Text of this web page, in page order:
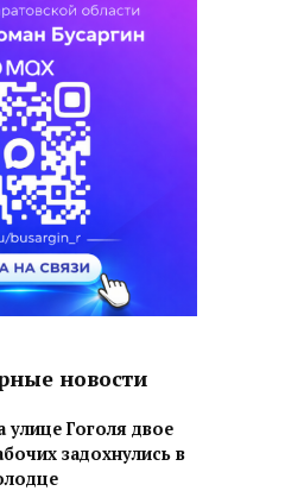
новости
улице Гоголя двое
задохнулись в